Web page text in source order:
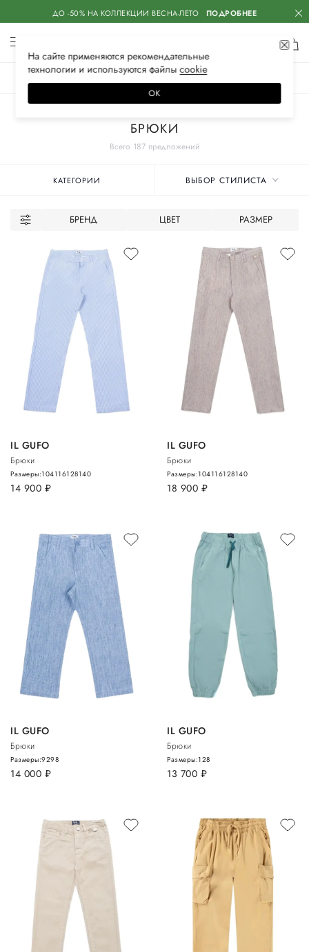
ДО -50% НА КОЛЛЕКЦИИ ВЕСНА-ЛЕТО ПОДРОБНЕЕ
Всего 187 предложений
БРЮКИ
КАТЕГОРИИ ВЫБОР СТИЛИСТА
БРЕНД ЦВЕТ РАЗМЕР
IL GUFO
Брюки
14 900 руб.
Размеры:104116128140
IL GUFO
Брюки
18 900 руб.
Размеры:104116128140
IL GUFO
Брюки
14 000 руб.
Размеры:9298
IL GUFO
Брюки
13 700 руб.
Размеры:128
На сайте применяются рекомендательные
технологии и используются файлысооkiе
ОК